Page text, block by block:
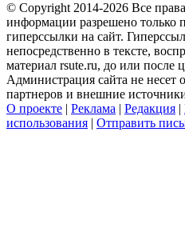
© Copyright 2014-2026 Все
информации разрешено только
гиперссылки на сайт.
непосредственно в тексте,
материал rsute.ru, до или после
Администрация сайта не несет
партнеров и внешние
О проекте | Реклама | Редакция |
использования | Отправить